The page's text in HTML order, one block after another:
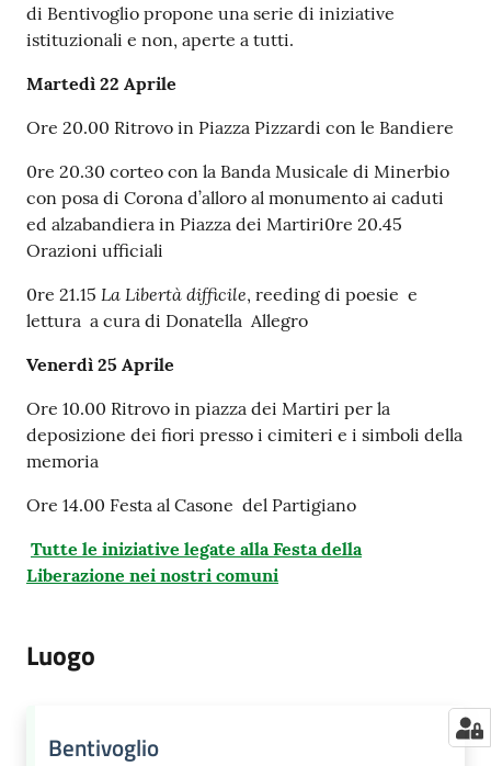
di Bentivoglio propone una serie di iniziative
istituzionali e non, aperte a tutti.
Martedì 22 Aprile
Ore 20.00 Ritrovo in Piazza Pizzardi con le Bandiere
0re 20.30 corteo con la Banda Musicale di Minerbio
con posa di Corona d’alloro al monumento ai caduti
ed alzabandiera in Piazza dei Martiri0re 20.45
Orazioni ufficiali
0re 21.15 La Libertà difficile, reeding di poesie e
lettura a cura di Donatella Allegro
Venerdì 25 Aprile
Ore 10.00 Ritrovo in piazza dei Martiri per la
deposizione dei fiori presso i cimiteri e i simboli della
memoria
Ore 14.00 Festa al Casone del Partigiano
Tutte le iniziative legate alla Festa della
Liberazione nei nostri comuni
Luogo
Bentivoglio